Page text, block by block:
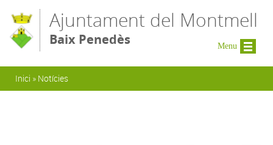
Ajuntament del Montmell
Baix Penedès
Esteu aquí
Inici » Notícies
Menu